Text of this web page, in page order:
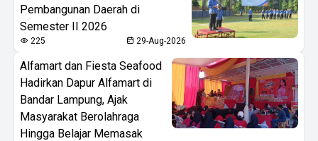
Pembangunan Daerah di
Semester II 2026
225 29-Aug-2026
Alfamart dan Fiesta Seafood
Hadirkan Dapur Alfamart di
Bandar Lampung, Ajak
Masyarakat Berolahraga
Hingga Belajar Memasak